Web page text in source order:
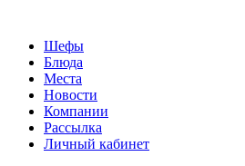
Шефы
Блюда
Места
Новости
Компании
Рассылка
Личный кабинет